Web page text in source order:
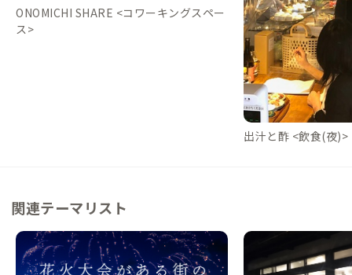
ONOMICHI SHARE <コワーキングスペー
ス>
出汁と酢 <飲食(夜)>
関連テーマリスト